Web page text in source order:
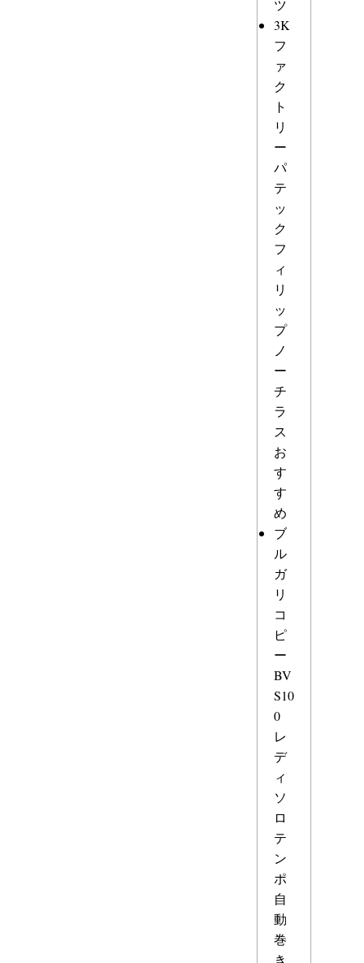
ツ
3K
フ
ァ
ク
ト
リ
ー
パ
テ
ッ
ク
フ
ィ
リ
ッ
プ
ノ
ー
チ
ラ
ス
お
す
す
め
ブ
ル
ガ
リ
コ
ピ
ー
BV
S10
0
レ
デ
ィ
ソ
ロ
テ
ン
ポ
自
動
巻
き